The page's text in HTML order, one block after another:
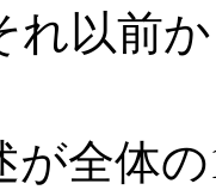
れ以前
全体